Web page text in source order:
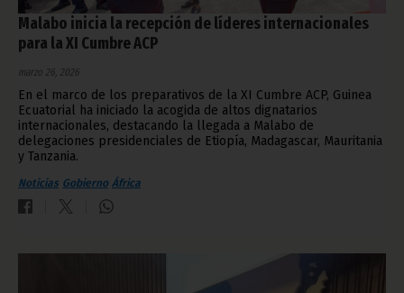
Malabo inicia la recepción de líderes internacionales
para la XI Cumbre ACP
marzo 26, 2026
En el marco de los preparativos de la XI Cumbre ACP, Guinea
Ecuatorial ha iniciado la acogida de altos dignatarios
internacionales, destacando la llegada a Malabo de
delegaciones presidenciales de Etiopía, Madagascar, Mauritania
y Tanzania.
Noticias Gobierno África